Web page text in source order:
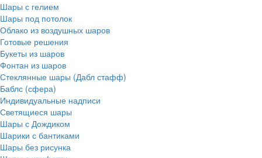
Шары с гелием
Шары под потолок
Облако из воздушных шаров
Готовые решения
Букеты из шаров
Фонтан из шаров
Стеклянные шары (Дабл стафф)
Баблс (сфера)
Индивидуальные надписи
Светящиеся шары
Шары с Дождиком
Шарики с бантиками
Шары без рисунка